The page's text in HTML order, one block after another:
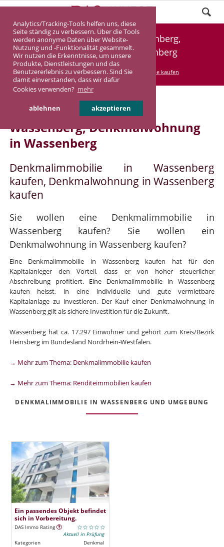
Analytics/Tracking-Tools helfen uns, diese
Seite ständig zu verbessern. Über die Tools
werden anonyme Daten über Website-
Nutzung und -Funktionalität gesammelt.
Wir nutzen die Erkenntnisse, um unsere
Produkte, Dienstleistungen und das
Benutzererlebnis zu verbessern. Sind Sie
damit einverstanden, dass wir dafür
Cookies verwenden? mehr
ablehnen akzeptieren
Denkmalimmobilie Wassenberg,
Denkmalwohnung Wassenberg
DASINVEST Service Denkmalimmobilie kaufen
Denkmalimmobilie in
Wassenberg, Denkmalwohnung
in Wassenberg
Denkmalimmobilie in Wassenberg
kaufen, Denkmalwohnung in Wassenberg
kaufen
Sie wollen eine Denkmalimmobilie in
Wassenberg kaufen? Sie wollen ein
Denkmalwohnung in Wassenberg kaufen?
Eine Denkmalimmobilie in Wassenberg kaufen hat für den
Kapitalanleger den Vorteil, dass er von hoher steuerlicher
Abschreibung profitiert. Eine Denkmalimmobilie in Wassenberg
kaufen heisst, in eine individuelle und gute vermietbare
Kapitalanlage zu investieren. Der Kauf einer Denkmalwohnung in
Wassenberg gilt als sichere Investition für die Zukunft.
Wassenberg hat ca. 17.297 Einwohner und gehört zum Kreis/Bezirk
Heinsberg im Bundesland Nordrhein-Westfalen.
→ Mehr zum Thema: Denkmalimmobilie kaufen
→ Mehr zum Thema: Renditeimmobilien kaufen
DENKMALIMMOBILIE IN WASSENBERG UND UMGEBUNG
Ein passendes Objekt befindet
sich in Vorbereitung.
DAS Immo Rating
Aktuell in Prüfung
Kategorien
Denkmal